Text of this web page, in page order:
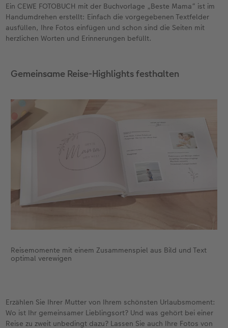
Ein CEWE FOTOBUCH mit der Buchvorlage „Beste Mama“ ist im
Handumdrehen erstellt: Einfach die vorgegebenen Textfelder
ausfüllen, Ihre Fotos einfügen und schon sind die Seiten mit
herzlichen Worten und Erinnerungen befüllt.
Gemeinsame Reise-Highlights festhalten
Reisemomente mit einem Zusammenspiel aus Bild und Text
optimal verewigen
Erzählen Sie Ihrer Mutter von Ihrem schönsten Urlaubsmoment:
Wo ist Ihr gemeinsamer Lieblingsort? Und was gehört bei einer
Reise zu zweit unbedingt dazu? Lassen Sie auch Ihre Fotos von